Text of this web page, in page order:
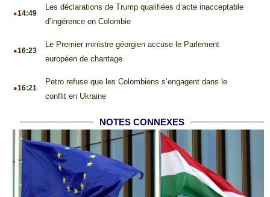
.14:49
Les déclarations de Trump qualifiées d’acte inacceptable
d’ingérence en Colombie
.16:23
Le Premier ministre géorgien accuse le Parlement
européen de chantage
.16:21
Petro refuse que les Colombiens s’engagent dans le
conflit en Ukraine
NOTES CONNEXES